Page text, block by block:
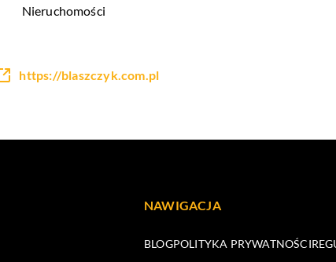
Nieruchomości
https://blaszczyk.com.pl
NAWIGACJA
BLOGPOLITYKA PRYWATNOŚCI